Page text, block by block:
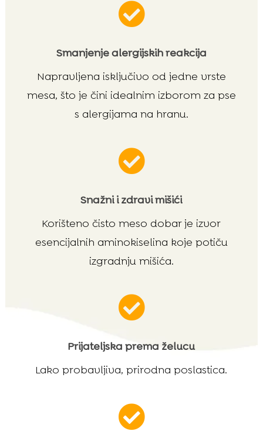

Smanjenje alergijskih reakcija
Napravljena isključivo od jedne vrste
mesa, što je čini idealnim izborom za pse
s alergijama na hranu.

Snažni i zdravi mišići
Korišteno čisto meso dobar je izvor
esencijalnih aminokiselina koje potiču
izgradnju mišića.

Prijateljska prema želucu
Lako probavljiva, prirodna poslastica.
